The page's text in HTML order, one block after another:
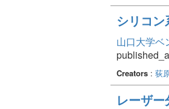
シリコ
山口大学ベ
Creators : 荻
レーザ